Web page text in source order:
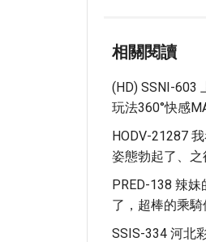
相關閱讀
(HD) SSNI-603
玩法360°快感
HODV-21287
姿態勃起了、
PRED-138 辣
了，超棒的乘
SSIS-334 河北